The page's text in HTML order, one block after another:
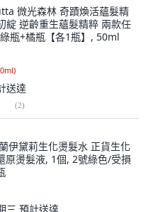
綻 逆齡重生蘊髮精粹 兩款任
瓶+橘瓶【各1瓶】, 50ml
送達
(2)
原燙髮液, 1個, 2號綠色/受損
三